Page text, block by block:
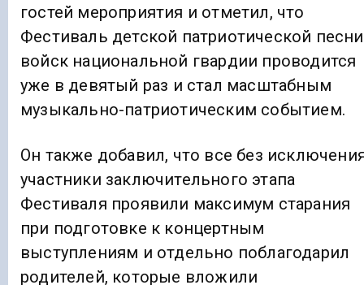
гостей мероприятия и отметил, что
Фестиваль детской патриотической песни
войск национальной гвардии проводится
уже в девятый раз и стал масштабным
музыкально-патриотическим событием.
Он также добавил, что все без
участники заключительного этапа
Фестиваля проявили максимум старания
при подготовке к концертным
выступлениям и отдельно поблагодарил
родителей, которые вложили